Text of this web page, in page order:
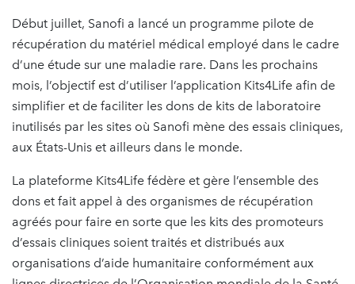
Début juillet, Sanofi a lancé un programme pilote de
récupération du matériel médical employé dans le cadre
d’une étude sur une maladie rare. Dans les prochains
mois, l’objectif est d’utiliser l’application Kits4Life afin de
simplifier et de faciliter les dons de kits de laboratoire
inutilisés par les sites où Sanofi mène des essais cliniques,
aux États-Unis et ailleurs dans le monde.
La plateforme Kits4Life fédère et gère l’ensemble des
dons et fait appel à des organismes de récupération
agréés pour faire en sorte que les kits des promoteurs
d’essais cliniques soient traités et distribués aux
organisations d’aide humanitaire conformément aux